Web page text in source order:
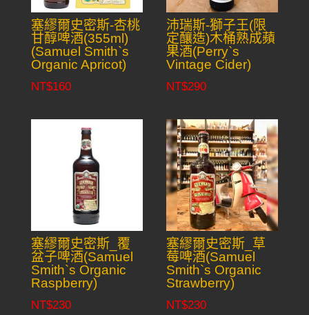
塞繆爾史密斯-杏桃
甘醇啤酒(355ml)
(Samuel Smith`s
Organic Apricot)
NT$160
沛瑞斯-獅子王(限
定釀造)木桶熟成蘋
果酒(Perry`s
Vintage Cider)
NT$290
塞繆爾史密斯_覆
盆子啤酒(Samuel
Smith`s Organic
Raspberry)
NT$230
塞繆爾史密斯_草
莓啤酒(Samuel
Smith`s Organic
Strawberry)
NT$230